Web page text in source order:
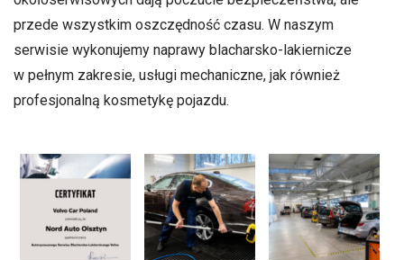
przede wszystkim oszczędność czasu. W naszym
serwisie wykonujemy naprawy blacharsko-lakiernicze
w pełnym zakresie, usługi mechaniczne, jak również
profesjonalną kosmetykę pojazdu.